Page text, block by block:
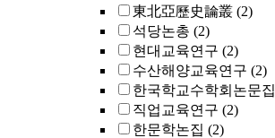
東北亞歷史論叢 (2)
석당논총 (2)
현대교육연구 (2)
수산해양교육연구 (2)
한국학교수학회논문집
직업교육연구 (2)
한문학논집 (2)